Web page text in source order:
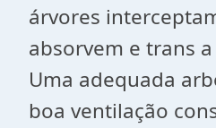
árvores
absorvem e trans
Uma adequada
boa ventilação